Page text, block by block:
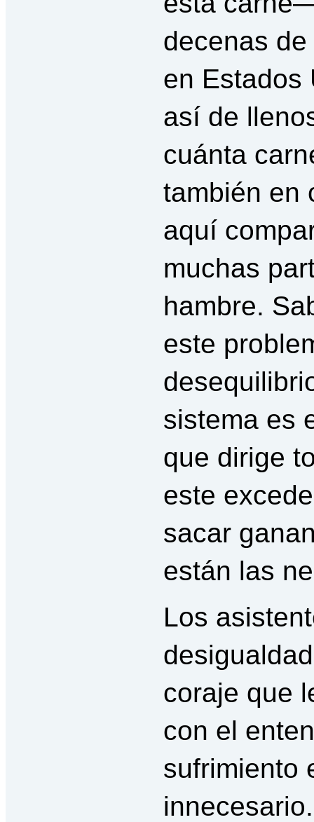
decenas
en Estados
así de
cuánta
también en
aquí
muchas
hambre.
este
sistema es
que dirige
este
sacar
están las
Los
coraje que
con el
sufrimiento